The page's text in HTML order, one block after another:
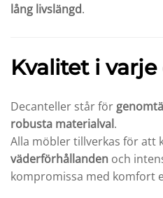
lång livslängd.
Kvalitet i
Decanteller står för
robusta materialval.
Alla möbler tillverkas för att
väderförhållanden och
kompromissa med komfort